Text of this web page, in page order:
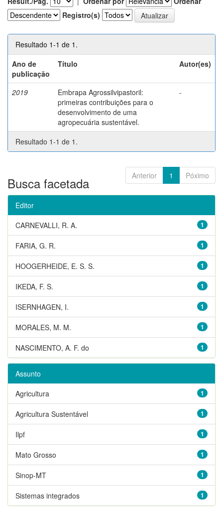
Registro(s)
Resultado 1-1 de 1.
Ano de
publicação
Título Autor(es)
2019
Embrapa Agrossilvipastoril:
primeiras contribuições para o
desenvolvimento de uma
agropecuária sustentável.
-
Resultado 1-1 de 1.
Anterior 1 Póximo
Busca facetada
Editor
1
CARNEVALLI, R. A.
1
FARIA, G. R.
1
HOOGERHEIDE, E. S. S.
1
IKEDA, F. S.
1
ISERNHAGEN, I.
1
MORALES, M. M.
1
NASCIMENTO, A. F. do
Assunto
1
Agricultura
1
Agricultura Sustentável
1
Ilpf
1
Mato Grosso
1
Sinop-MT
1
Sistemas integrados